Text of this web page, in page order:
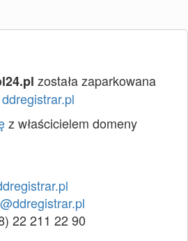
została zaparkowana
ddregistrar.pl
z właścicielem domeny
22 211 22 90